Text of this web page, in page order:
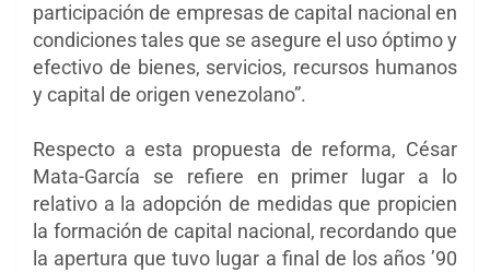
participación de empresas de capital nacional en
condiciones tales que se asegure el uso óptimo y
efectivo de bienes, servicios, recursos humanos
y capital de origen venezolano”.
Respecto a esta propuesta de reforma, César
Mata-García se refiere en primer lugar a lo
relativo a la adopción de medidas que propicien
la formación de capital nacional, recordando que
la apertura que tuvo lugar a final de los años ’90